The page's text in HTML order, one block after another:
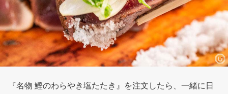
『名物 鰹のわらやき塩たたき』を注文したら、一緒に日